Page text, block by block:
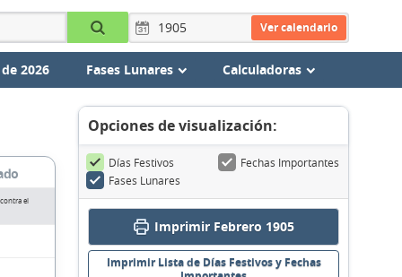
Ver calendario
2026 Fases Lunares Calculadoras
el
Opciones de visualización:
Días Festivos
Fechas Importantes
Fases Lunares
Imprimir Febrero 1905
Imprimir Lista de Días Festivos y Fechas